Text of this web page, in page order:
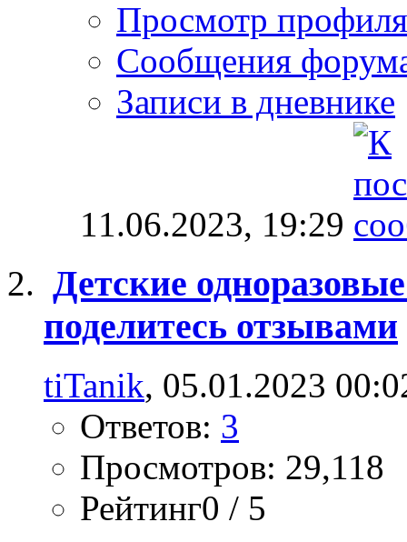
Просмотр профиля
Сообщения
Записи в дневнике
11.06.2023, 19:29
Детские
поделитесь отзывами
tiTanik, 05.01.2023
Ответов: 3
Просмотров: 29,118
Рейтинг0 / 5